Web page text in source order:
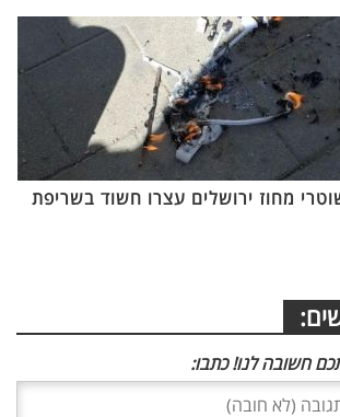
מחוז ירושלים עצרו חשוד בשריפת
חשובה לנו! כתבו: